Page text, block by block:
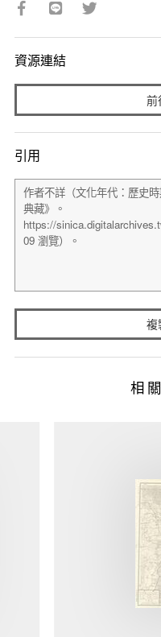
資源連結
前
引用
複
相